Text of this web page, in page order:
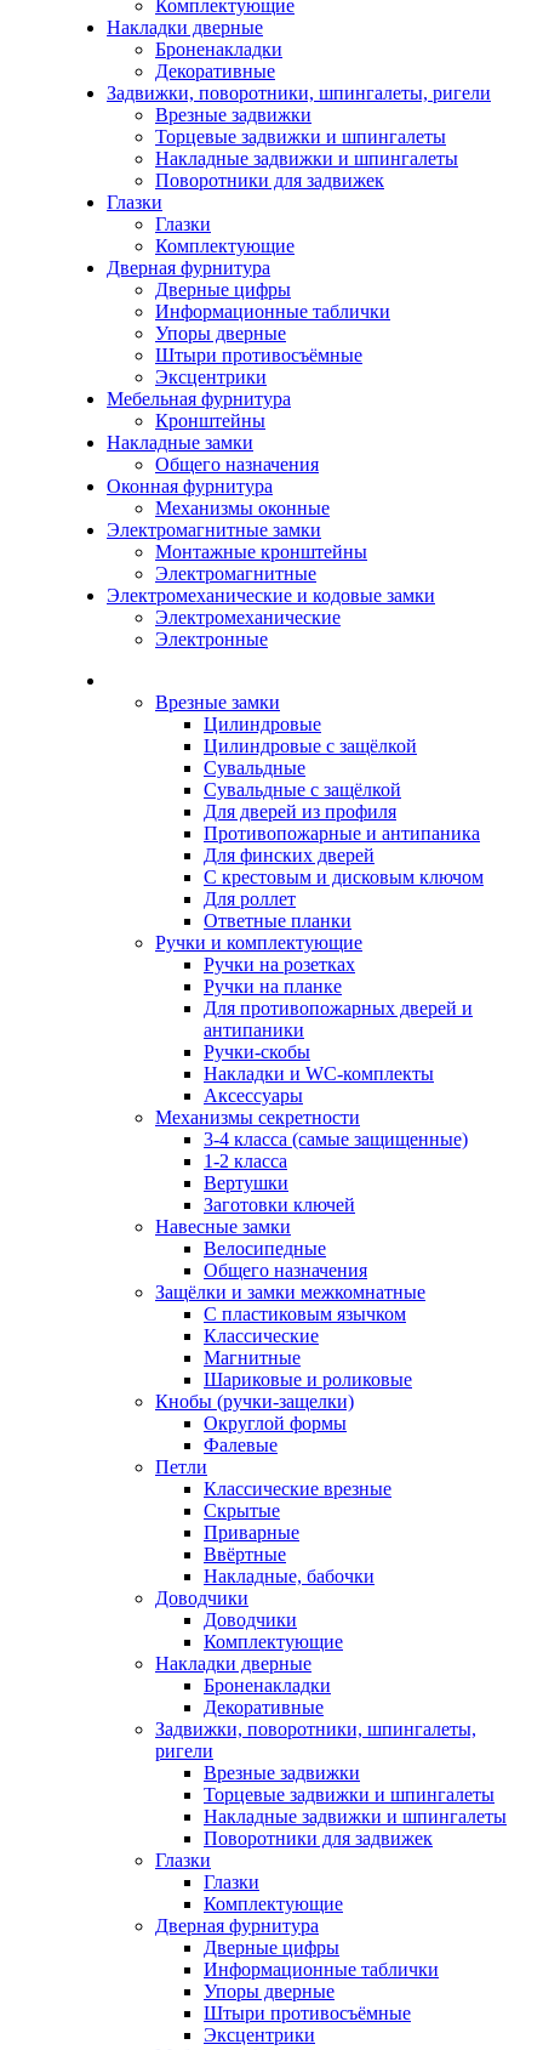
Комплектующие
Накладки дверные
Броненакладки
Декоративные
Задвижки, поворотники, шпингалеты, ригели
Врезные задвижки
Торцевые задвижки и шпингалеты
Накладные задвижки и шпингалеты
Поворотники для задвижек
Глазки
Глазки
Комплектующие
Дверная фурнитура
Дверные цифры
Информационные таблички
Упоры дверные
Штыри противосъёмные
Эксцентрики
Мебельная фурнитура
Кронштейны
Накладные замки
Общего назначения
Оконная фурнитура
Механизмы оконные
Электромагнитные замки
Монтажные кронштейны
Электромагнитные
Электромеханические и кодовые замки
Электромеханические
Электронные
Врезные замки
Цилиндровые
Цилиндровые с защёлкой
Сувальдные
Сувальдные с защёлкой
Для дверей из профиля
Противопожарные и антипаника
Для финских дверей
С крестовым и дисковым ключом
Для роллет
Ответные планки
Ручки и комплектующие
Ручки на розетках
Ручки на планке
Для противопожарных дверей и
антипаники
Ручки-скобы
Накладки и WC-комплекты
Аксессуары
Механизмы секретности
3-4 класса (самые защищенные)
1-2 класса
Вертушки
Заготовки ключей
Навесные замки
Велосипедные
Общего назначения
Защёлки и замки межкомнатные
С пластиковым язычком
Классические
Магнитные
Шариковые и роликовые
Кнобы (ручки-защелки)
Округлой формы
Фалевые
Петли
Классические врезные
Скрытые
Приварные
Ввёртные
Накладные, бабочки
Доводчики
Доводчики
Комплектующие
Накладки дверные
Броненакладки
Декоративные
Задвижки, поворотники, шпингалеты,
ригели
Врезные задвижки
Торцевые задвижки и шпингалеты
Накладные задвижки и шпингалеты
Поворотники для задвижек
Глазки
Глазки
Комплектующие
Дверная фурнитура
Дверные цифры
Информационные таблички
Упоры дверные
Штыри противосъёмные
Эксцентрики